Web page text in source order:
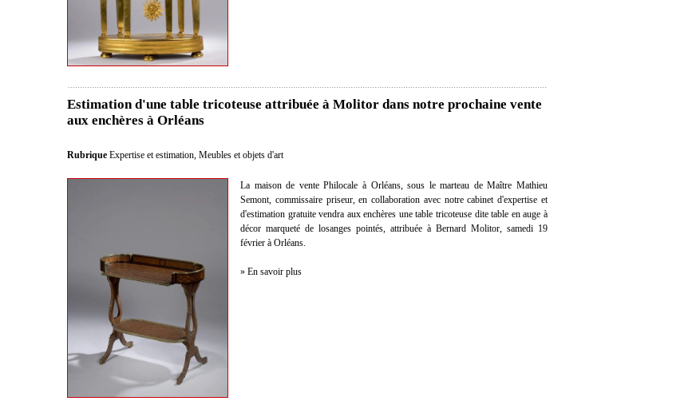
Estimation d'une table tricoteuse attribuée à Molitor dans notre prochaine vente
aux enchères à Orléans
Rubrique Expertise et estimation Meubles et objets d'art
La maison de vente Philocale à Orléans, sous le marteau de Maître Mathieu
Semont, commissaire priseur, en collaboration avec notre cabinet d'expertise et
d'estimation gratuite vendra aux enchères une table tricoteuse dite table en auge à
décor marqueté de losanges pointés, attribuée à Bernard Molitor, samedi 19
février à Orléans.
» En savoir plus